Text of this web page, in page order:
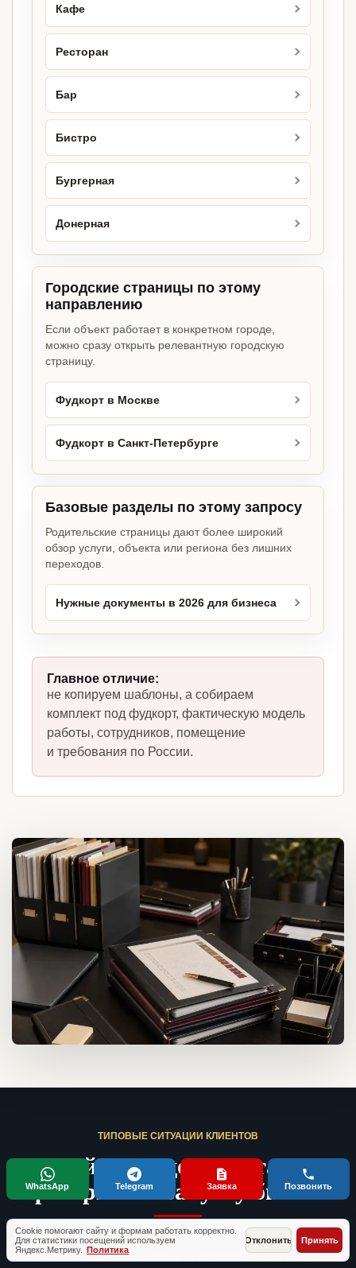
Кафе
Ресторан
Бар
Бистро
Бургерная
Донерная
Городские страницы по этому
направлению
Если объект работает в конкретном городе,
можно сразу открыть релевантную городскую
страницу.
Фудкорт в Москве
Фудкорт в Санкт-Петербурге
Базовые разделы по этому запросу
Родительские страницы дают более широкий
обзор услуги, объекта или региона без лишних
переходов.
Нужные документы в 2026 для бизнеса
Главное отличие:
не копируем шаблоны, а собираем
комплект под фудкорт, фактическую модель
работы, сотрудников, помещение
и требования по России.
ТИПОВЫЕ СИТУАЦИИ КЛИЕНТОВ
Кейсы по документам,
проверкам и запуску бизнеса
Без имен и fake-отзывов. Это обезличенные рабочие
ситуации, близкие к запросу «Документы при открытии
Cookie помогают сайту и формам работать корректно.
Для статистики посещений используем
Яндекс.Метрику. Политика
Отклонить Принять
WhatsApp Telegram Заявка Позвонить